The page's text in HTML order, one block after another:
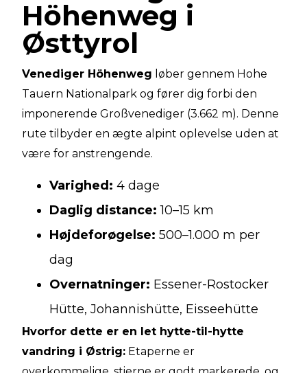
Höhenweg i
Østtyrol
Venediger Höhenweg løber gennem Hohe
Tauern Nationalpark og fører dig forbi den
imponerende Großvenediger (3.662 m). Denne
rute tilbyder en ægte alpint oplevelse uden at
være for anstrengende.
Varighed: 4 dage
Daglig distance: 10–15 km
Højdeforøgelse: 500–1.000 m per
dag
Overnatninger: Essener-Rostocker
Hütte, Johannishütte, Eisseehütte
Hvorfor dette er en let hytte-til-hytte
vandring i Østrig: Etaperne er